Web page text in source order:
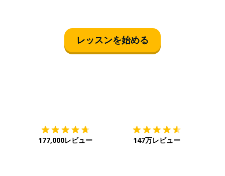
レッスンを始める
177,000レビュー 147万レビュー